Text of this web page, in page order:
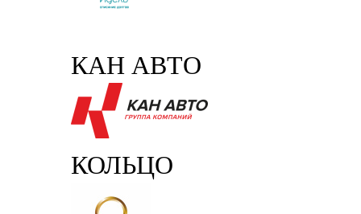
КАН АВТО
КОЛЬЦО